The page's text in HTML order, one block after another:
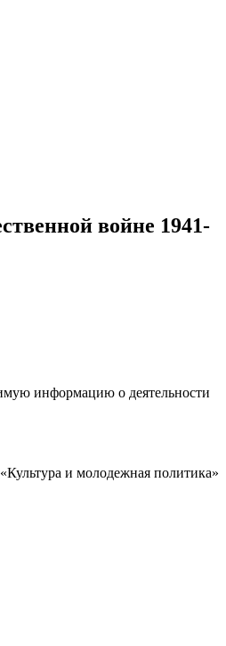
войне 1941-
информацию о деятельности
и молодежная политика»